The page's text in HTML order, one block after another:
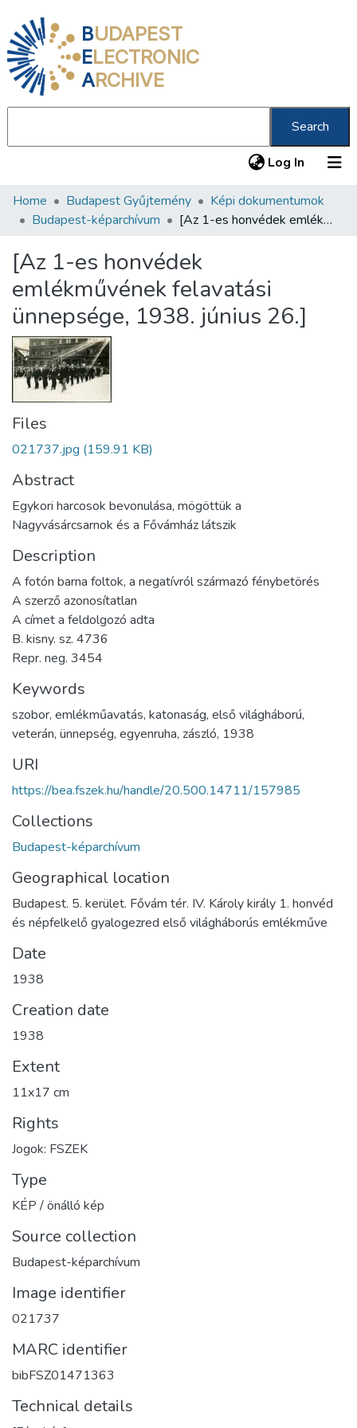
BUDAPEST
ELECTRONIC
ARCHIVE
Search
Log In (current)
Communities & Collections
Statistics
About us
Home Budapest Gyűjtemény
Képi dokumentumok
Budapest-képarchívum
[Az 1-es honvédek emlékművének felavatási ünnepsége, 1938. június 26.]
[Az 1-es honvédek
emlékművének felavatási
ünnepsége, 1938. június 26.]
Files
021737.jpg (159.91 KB)
Abstract
Egykori harcosok bevonulása, mögöttük a
Nagyvásárcsarnok és a Fővámház látszik
Description
A fotón barna foltok, a negatívról származó fénybetörés
A szerző azonosítatlan
A címet a feldolgozó adta
B. kisny. sz. 4736
Repr. neg. 3454
Keywords
szobor, emlékműavatás, katonaság, első világháború,
veterán, ünnepség, egyenruha, zászló, 1938
URI
https://bea.fszek.hu/handle/20.500.14711/157985
Collections
Budapest-képarchívum
Geographical location
Budapest. 5. kerület. Fővám tér. IV. Károly király 1. honvéd
és népfelkelő gyalogezred első világháborús emlékműve
Date
1938
Creation date
1938
Extent
11x17 cm
Rights
Jogok: FSZEK
Type
KÉP / önálló kép
Source collection
Budapest-képarchívum
Image identifier
021737
MARC identifier
bibFSZ01471363
Technical details